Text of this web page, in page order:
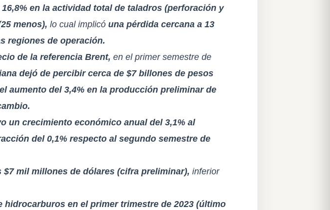
en la actividad total de taladros (perforación y
menos), lo cualimplicó una pérdida cercana a 13
regiones de operación.
de la referencia Brent, en el primer semestre de
dejó de percibir cerca de $7 billones de pesos
aumento del 3,4% en la producción preliminar de
un crecimiento económico anual del 3,1% al
del 0,1% respecto al segundo semestre de
mil millones de dólares (cifra preliminar), inferior
en el primer trimestre de 2023 (último